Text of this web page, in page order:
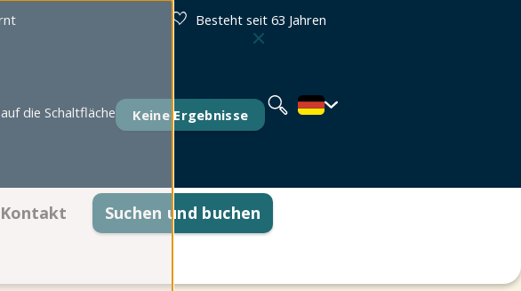
Besteht seit 63 Jahren
Keine Ergebnisse
die Schaltfläche
Nederlands
Français
Kontakt Suchen und buchen